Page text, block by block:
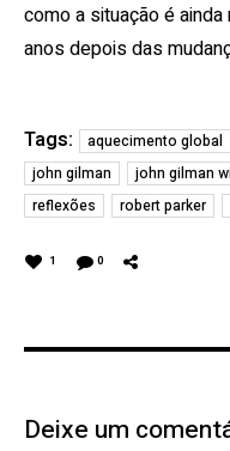
como a situação é
anos depois das
Tags: aquecimento global
john gilman
john gilman
reflexões
robert parker
1 0
Deixe um